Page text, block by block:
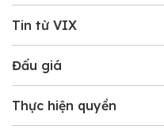
Tin từ VIX
Đấu giá
Thực hiện quyền